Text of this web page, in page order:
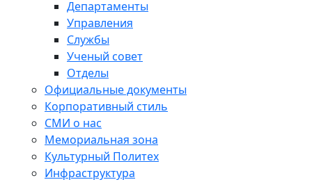
Департаменты
Управления
Службы
Ученый совет
Отделы
Официальные документы
Корпоративный стиль
СМИ о нас
Мемориальная зона
Культурный Политех
Инфраструктура